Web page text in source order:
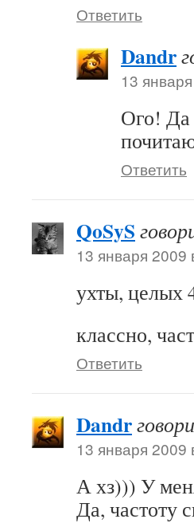
Ответить
Dandr
13
Ого! Да
Ответить
QoSyS
13 января 2009
ухты, целых
классно,
Ответить
Dandr
13 января 2009
А хз))) У
Да, частоту